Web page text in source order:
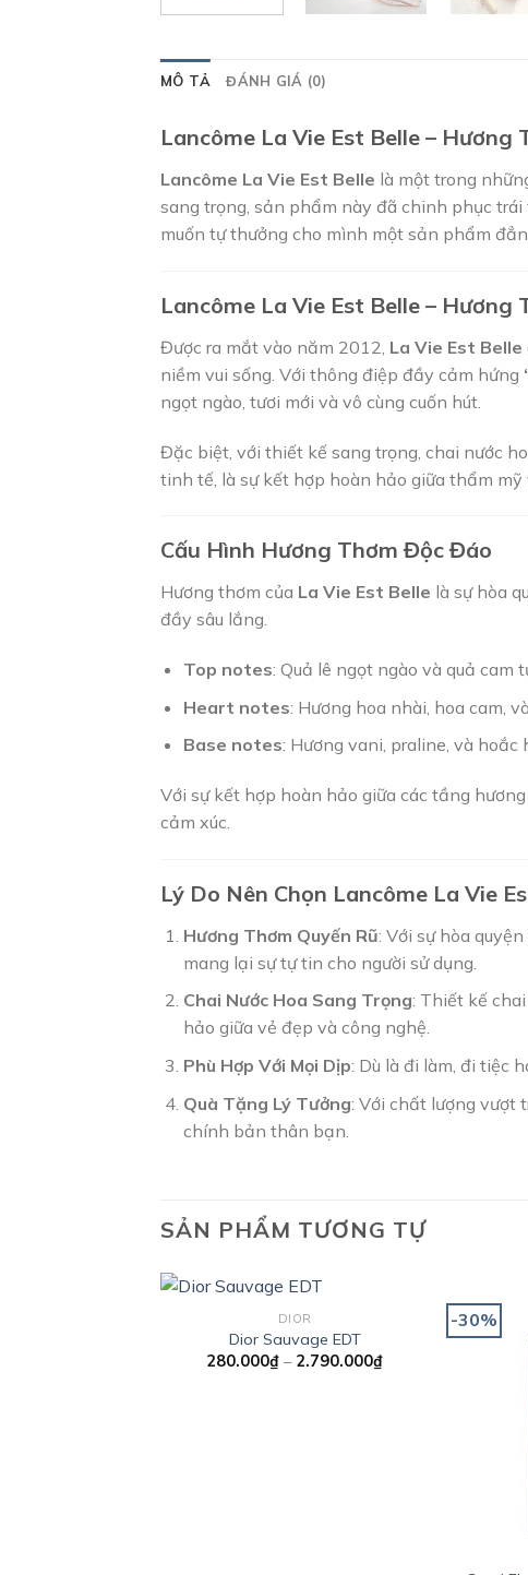
MÔ TẢ ĐÁNH GIÁ (0)
Lancôme La Vie Est Belle – Hương
Lancôme La Vie Est Belle là một trong
sang trọng, sản phẩm này đã chinh phục
muốn tự thưởng cho mình một sản phẩm
Lancôme La Vie Est Belle – Hương
Được ra mắt vào năm 2012, La Vie Est Belle
niềm vui sống. Với thông điệp đầy cảm hứng
ngọt ngào, tươi mới và vô cùng cuốn hút.
Đặc biệt, với thiết kế sang trọng, chai nước
tinh tế, là sự kết hợp hoàn hảo giữa thẩm mỹ
Cấu Hình Hương Thơm Độc Đáo
Hương thơm của La Vie Est Belle là sự hòa
đầy sâu lắng.
Top notes: Quả lê ngọt ngào và quả
Heart notes: Hương hoa nhài, hoa cam,
Base notes: Hương vani, praline, và hoắc
Với sự kết hợp hoàn hảo giữa các tầng
cảm xúc.
Lý Do Nên Chọn Lancôme La Vie
Hương Thơm Quyến Rũ: Với sự hòa
mang lại sự tự tin cho người sử dụng.
Chai Nước Hoa Sang Trọng: Thiết kế
hảo giữa vẻ đẹp và công nghệ.
Phù Hợp Với Mọi Dịp: Dù là đi làm, đi tiệc
Quà Tặng Lý Tưởng: Với chất lượng vượt
chính bản thân bạn.
SẢN PHẨM TƯƠNG TỰ
Add to
DIOR
Dior Sauvage EDT
280.000₫ – 2.790.000₫Khoảng
-30%